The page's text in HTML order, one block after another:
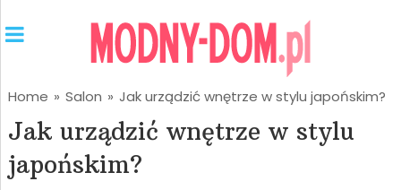
Home » Salon » Jak urządzić wnętrze w stylu japońskim?
Jak urządzić wnętrze w stylu
japońskim?